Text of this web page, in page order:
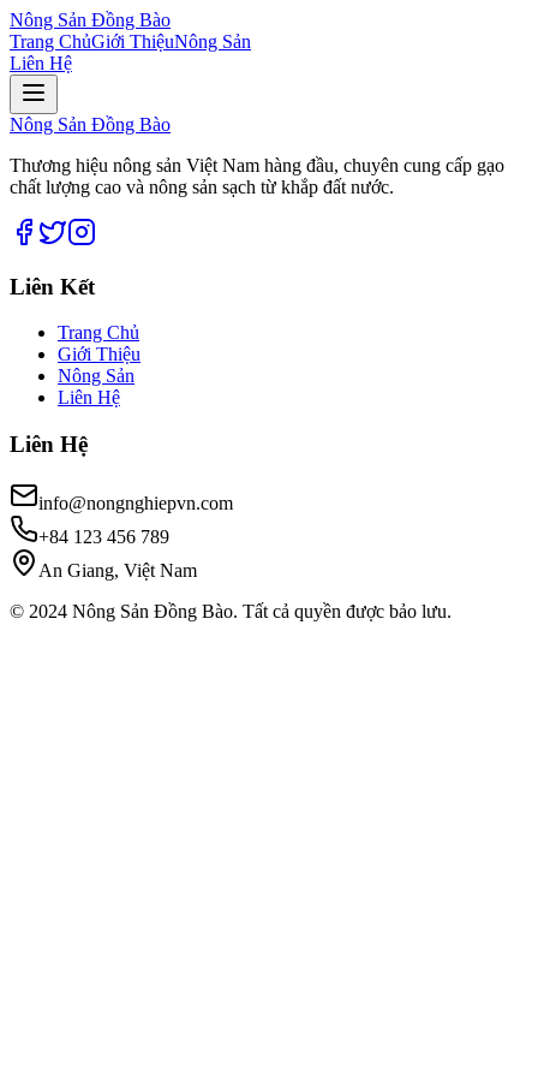
Nông Sản Đồng Bào
Trang ChủGiới ThiệuNông Sản
Liên Hệ
Nông Sản Đồng Bào
Thương hiệu nông sản Việt Nam hàng đầu, chuyên cung cấp gạo
chất lượng cao và nông sản sạch từ khắp đất nước.
Liên Kết
Trang Chủ
Giới Thiệu
Nông Sản
Liên Hệ
Liên Hệ
info@nongnghiepvn.com
+84 123 456 789
An Giang, Việt Nam
© 2024 Nông Sản Đồng Bào. Tất cả quyền được bảo lưu.